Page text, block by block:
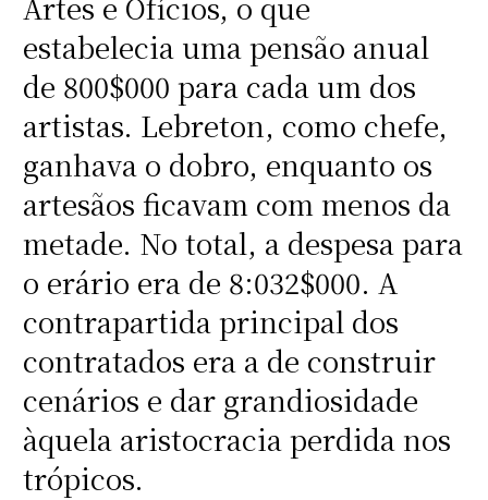
Artes e Ofícios, o que
estabelecia uma pensão anual
de 800$000 para cada um dos
artistas. Lebreton, como chefe,
ganhava o dobro, enquanto os
artesãos ficavam com menos da
metade. No total, a despesa para
o erário era de 8:032$000. A
contrapartida principal dos
contratados era a de construir
cenários e dar grandiosidade
àquela aristocracia perdida nos
trópicos.